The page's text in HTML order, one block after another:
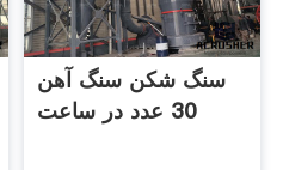
سنگ شکن سنگ آهن
30 عدد در ساعت